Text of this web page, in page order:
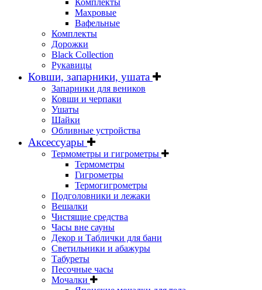
Комплекты
Махровые
Вафельные
Комплекты
Дорожки
Black Collection
Рукавицы
Ковши, запарники, ушата
Запарники для веников
Ковши и черпаки
Ушаты
Шайки
Обливные устройства
Аксессуары
Термометры и гигрометры
Термометры
Гигрометры
Термогигрометры
Подголовники и лежаки
Вешалки
Чистящие средства
Часы вне сауны
Декор и Таблички для бани
Светильники и абажуры
Табуреты
Песочные часы
Мочалки